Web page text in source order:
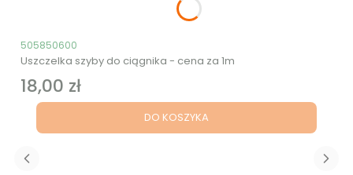
Kod produktu
505850600
Uszczelka szyby do ciągnika - cena za 1m
Cena
18,00 zł
DO KOSZYKA